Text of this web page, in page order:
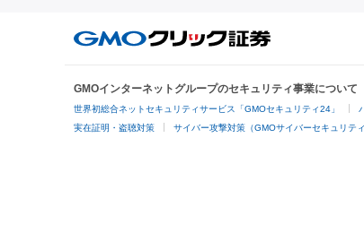
GMOインターネットグループのセキュリティ事業について
世界初総合ネットセキュリティサービス「GMOセキュリティ24」
実在証明・盗聴対策 サイバー攻撃対策（GMOサイバーセキュリテ